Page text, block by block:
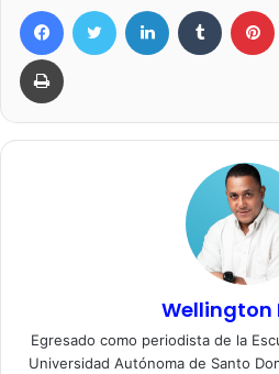
FacebookTwitter LinkedIn Tumblr
Imprimir
Wellington
Egresado como periodista de la
Universidad Autónoma de Santo